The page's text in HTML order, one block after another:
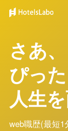
さあ、
ぴっ
人生を
web職歴(最短1